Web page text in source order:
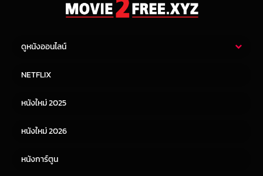
ดูหนังออนไลน์
หนังจีน
NETFLIX
หนังใหม่ 2025
หนังใหม่ 2026
หนังการ์ตูน